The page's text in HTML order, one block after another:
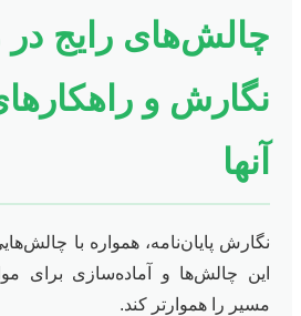
چالش‌های رایج در
نگارش و
آنها
نگارش پایان‌نامه، همواره با
این چالش‌ها و آماده‌سازی برای
مسیر را هموارتر کند.